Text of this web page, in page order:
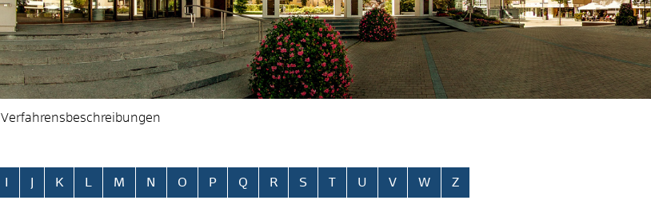
Verfahrensbeschreibungen
K M N O P Q R S T U V W Z